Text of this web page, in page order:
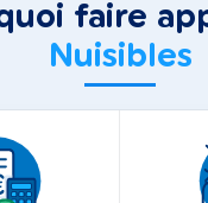
faire
Nuisibles